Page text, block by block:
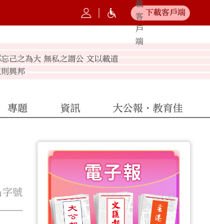
下載客戶端
專題 資訊 大公報·教育佳
字號